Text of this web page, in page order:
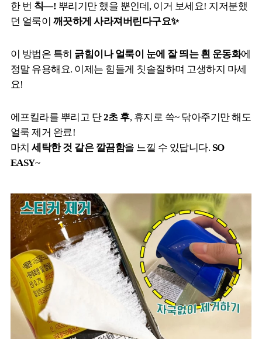
한 번 칙—! 뿌리기만 했을 뿐인데, 이거 보세요! 지저분했
던 얼룩이 깨끗하게 사라져버린다구요✨
이 방법은 특히 긁힘이나 얼룩이 눈에 잘 띄는 흰 운동화에
정말 유용해요. 이제는 힘들게 칫솔질하며 고생하지 마세
요!
에프킬라를 뿌리고 단2초 후, 휴지로 쓱~ 닦아주기만 해도
얼룩 제거 완료!
마치세탁한 것 같은 깔끔함을 느낄 수 있답니다. SO
EASY~